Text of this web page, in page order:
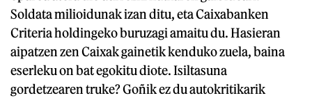
Soldata milioidunak izan ditu, eta Caixabanken
Criteria holdingeko buruzagi amaitu du. Hasieran
aipatzen zen Caixak gainetik kenduko zuela, baina
eserleku on bat egokitu diote. Isiltasuna
gordetzearen truke? Goñik ez du autokritikarik